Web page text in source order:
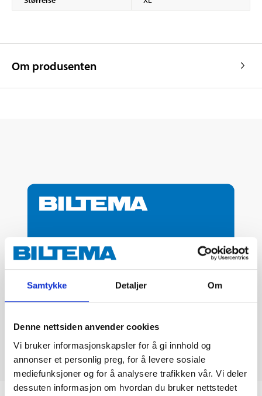
Samtykke Detaljer Om
Denne nettsiden anvender cookies
Vi bruker informasjonskapsler for å gi innhold og
annonser et personlig preg, for å levere sosiale
mediefunksjoner og for å analysere trafikken vår. Vi deler
dessuten informasjon om hvordan du bruker nettstedet
Om produsenten